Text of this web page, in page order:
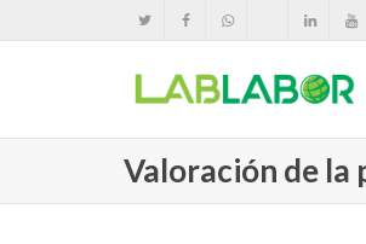
Valoración de la